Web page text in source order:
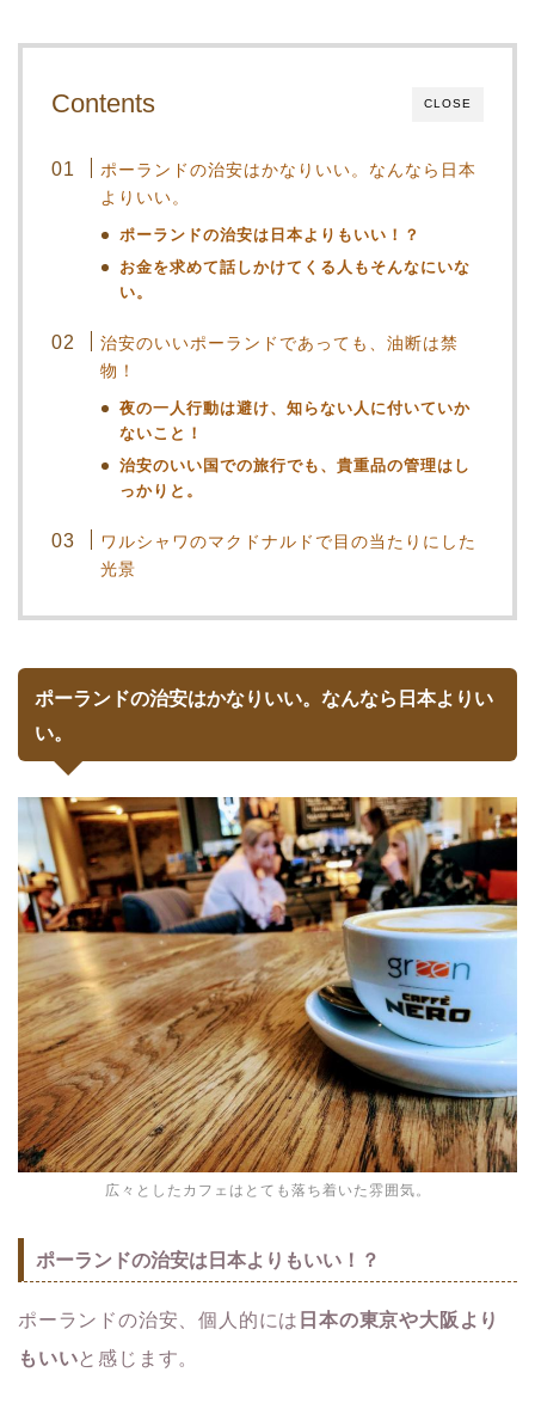
CLOSE
Contents
ポーランドの治安はかなりいい。なんなら日本
よりいい。
ポーランドの治安は日本よりもいい！？
お金を求めて話しかけてくる人もそんなにいな
い。
治安のいいポーランドであっても、油断は禁
物！
夜の一人行動は避け、知らない人に付いていか
ないこと！
治安のいい国での旅行でも、貴重品の管理はし
っかりと。
ワルシャワのマクドナルドで目の当たりにした
光景
ポーランドの治安はかなりいい。なんなら日本よりい
い。
広々としたカフェはとても落ち着いた雰囲気。
ポーランドの治安は日本よりもいい！？
ポーランドの治安、個人的には 日本の東京や大阪より
もいいと感じます。